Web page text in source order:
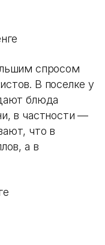
спросом
В поселке у
блюда
в частности —
что в
а в